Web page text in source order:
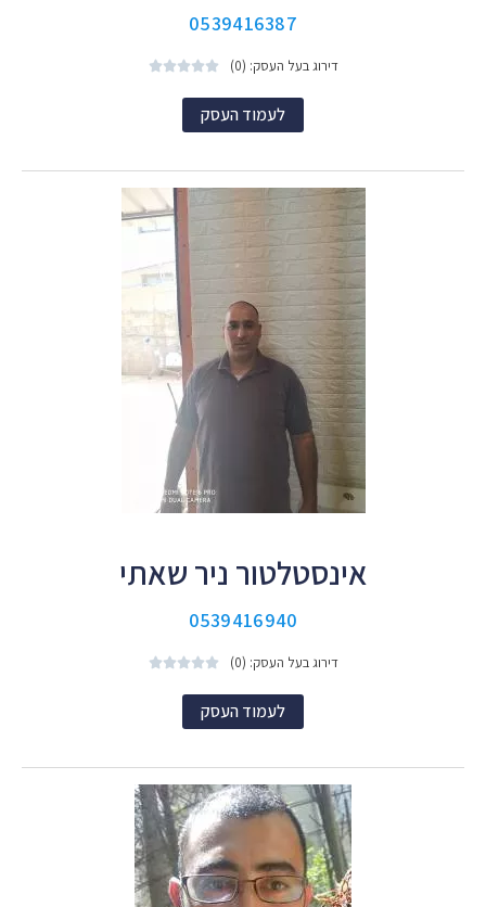
0539416387
דירוג בעל העסק: (0) 




לעמוד העסק
אינסטלטור ניר שאתי
0539416940
דירוג בעל העסק: (0) 




לעמוד העסק